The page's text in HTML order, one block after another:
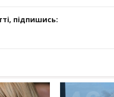
підпишись: